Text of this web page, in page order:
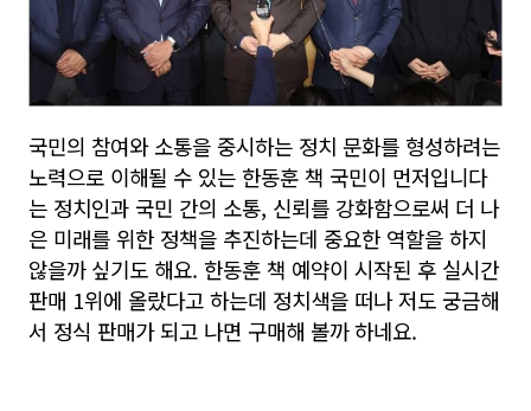
국민의 참여와 소통을 중시하는 정치 문화를 형성하려는
노력으로 이해될 수 있는 한동훈 책 국민이 먼저입니다
는 정치인과 국민 간의 소통, 신뢰를 강화함으로써 더 나
은 미래를 위한 정책을 추진하는데 중요한 역할을 하지
않을까 싶기도 해요. 한동훈 책 예약이 시작된 후 실시간
판매 1위에 올랐다고 하는데 정치색을 떠나 저도 궁금해
서 정식 판매가 되고 나면 구매해 볼까 하네요.